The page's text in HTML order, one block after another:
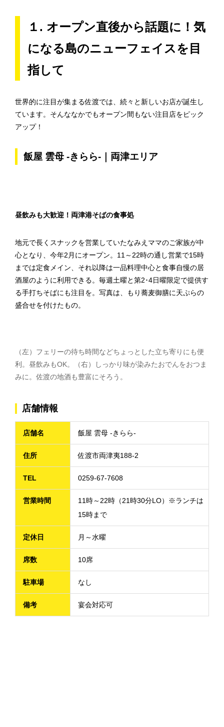
１. オープン直後から話題に！気
になる島のニューフェイスを目
指して
世界的に注目が集まる佐渡では、続々と新しいお店が誕生し
ています。そんななかでもオープン間もない注目店をピック
アップ！
飯屋 雲母 -きらら-｜両津エリア
昼飲みも大歓迎！両津港そばの食事処
地元で長くスナックを営業していたなみえママのご家族が中
心となり、今年2月にオープン。11～22時の通し営業で15時
までは定食メイン、それ以降は一品料理中心と食事自慢の居
酒屋のように利用できる。毎週土曜と第2･4日曜限定で提供す
る手打ちそばにも注目を。写真は、もり蕎麦御膳に天ぷらの
盛合せを付けたもの。
（左）フェリーの待ち時間などちょっとした立ち寄りにも便
利。昼飲みもOK。（右）しっかり味が染みたおでんをおつま
みに。佐渡の地酒も豊富にそろう。
店舗情報
店舗名 飯屋 雲母 -きらら-
住所 佐渡市両津夷188-2
TEL 0259-67-7608
営業時間
11時～22時（21時30分LO）※ランチは
15時まで
定休日 月～水曜
席数 10席
駐車場 なし
備考 宴会対応可